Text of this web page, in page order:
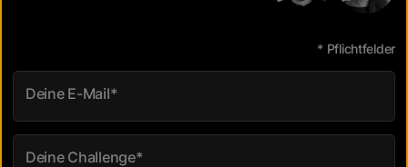
* Pflichtfelder
Deine E-Mail*
Deine Challenge*